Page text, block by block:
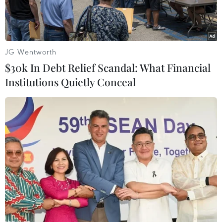
tế
Bộ trưởng Bộ Tài chính trưởng Nguyễn Văn Thắng tiếp và làm
việc với Tổng Giám đốc Tập đoàn Standard Chartered, ngày
3/4. (Ảnh: BTC/Vietnam+)
Với kinh nghiệm hoạt động vận hành tại rất
JG Wentworth
$30k In Debt Relief Scandal: What Financial
Institutions Quietly Conceal